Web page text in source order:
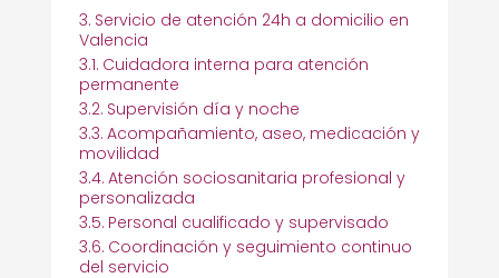
Servicio de atención 24h a domicilio en
Valencia
Cuidadora interna para atención
permanente
Supervisión día y noche
Acompañamiento, aseo, medicación y
movilidad
Atención sociosanitaria profesional y
personalizada
Personal cualificado y supervisado
Coordinación y seguimiento continuo
del servicio